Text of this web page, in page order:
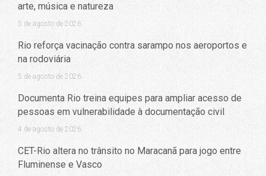
arte, música e natureza
5 de agosto de 2026
Rio reforça vacinação contra sarampo nos aeroportos e
na rodoviária
5 de agosto de 2026
Documenta Rio treina equipes para ampliar acesso de
pessoas em vulnerabilidade à documentação civil
4 de agosto de 2026
CET-Rio altera no trânsito no Maracanã para jogo entre
Fluminense e Vasco